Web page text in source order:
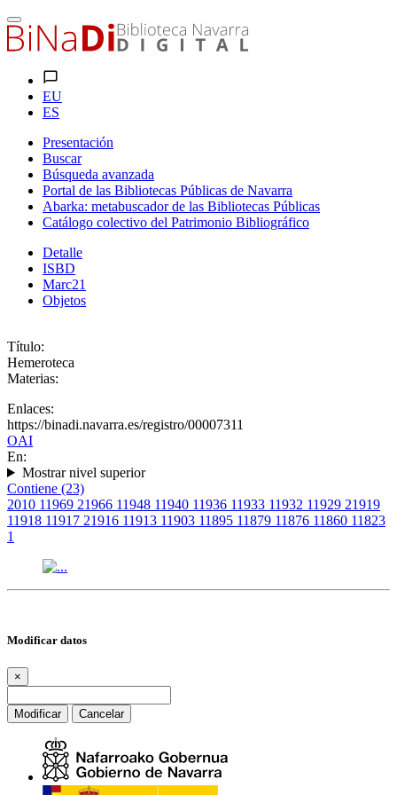
EU
ES
Presentación
Buscar
Búsqueda avanzada
Portal de las Bibliotecas Públicas de Navarra
Abarka: metabuscador de las Bibliotecas Públicas
Catálogo colectivo del Patrimonio Bibliográfico
Detalle
ISBD
Marc21
Objetos
Título:
Hemeroteca
Materias:
Enlaces:
https://binadi.navarra.es/registro/00007311
OAI
En:
Mostrar nivel superior
Contiene (23)
2010 11969 21966 11948 11940 11936 11933 11932 11929 21919
11918 11917 21916 11913 11903 11895 11879 11876 11860 11823
1
Modificar datos
×
Modificar Cancelar